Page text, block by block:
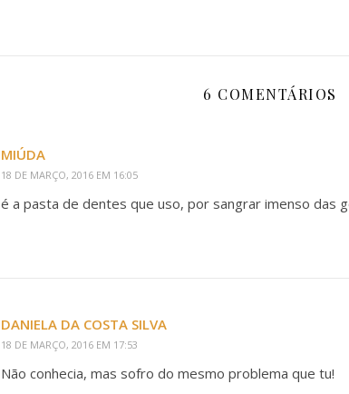
6 COMENTÁRIOS
MIÚDA
18 DE MARÇO, 2016 EM 16:05
é a pasta de dentes que uso, por sangrar imenso das
DANIELA DA COSTA SILVA
18 DE MARÇO, 2016 EM 17:53
Não conhecia, mas sofro do mesmo problema que tu!